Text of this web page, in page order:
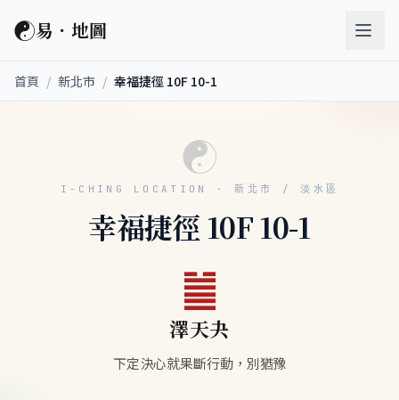
☯易．地圖
首頁 / 新北市 / 幸福捷徑 10F 10-1
☯
I-CHING LOCATION · 新北市 / 淡水區
幸福捷徑 10F 10-1
䷪
澤天夬
下定決心就果斷行動，別猶豫